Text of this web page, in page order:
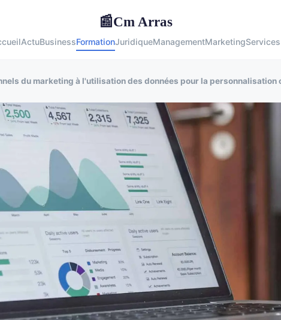
📰Cm Arras
ActuBusinessFormationJuridiqueManagementMarketingServices
du marketing à l'utilisation des données pour la personnalisation